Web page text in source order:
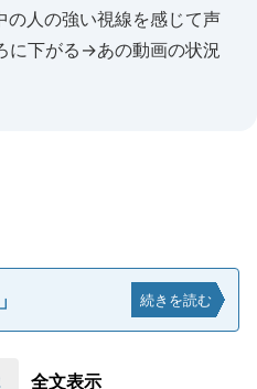
人の強い視線を感じて声
に下がる→あの動画の状況
続きを読む
全文表示